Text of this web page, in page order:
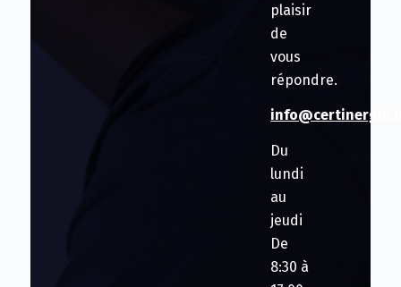
plaisir
de
vous
répondre.
Du
lundi
au
jeudi
De
8:30 à